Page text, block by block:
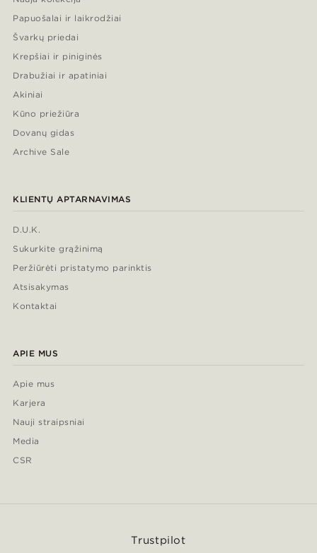
Papuošalai ir laikrodžiai
Švarkų priedai
Krepšiai ir piniginės
Drabužiai ir apatiniai
Akiniai
Kūno priežiūra
Dovanų gidas
Archive Sale
KLIENTŲ APTARNAVIMAS
D.U.K.
Sukurkite grąžinimą
Peržiūrėti pristatymo parinktis
Atsisakymas
Kontaktai
APIE MUS
Apie mus
Karjera
Nauji straipsniai
Media
CSR
Trustpilot